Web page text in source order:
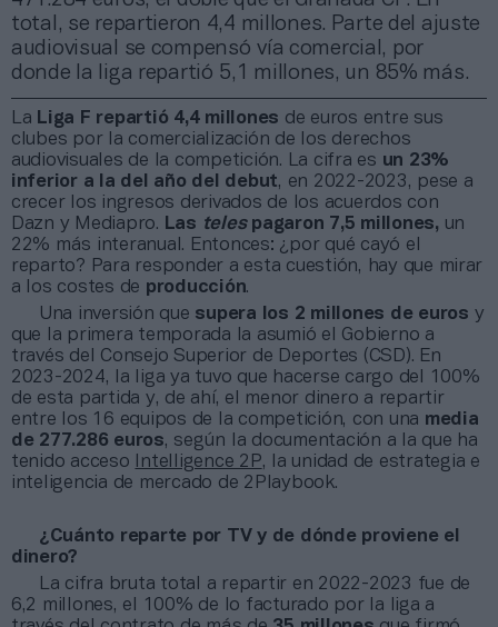
total, se repartieron 4,4 millones. Parte del ajuste
audiovisual se compensó vía comercial, por
donde la liga repartió 5,1 millones, un 85% más.
La Liga F repartió 4,4 millones de euros entre sus
clubes por la comercialización de los derechos
audiovisuales de la competición. La cifra es un 23%
inferior a la del año del debut, en 2022-2023, pese a
crecer los ingresos derivados de los acuerdos con
Dazn y Mediapro. Las telespagaron 7,5 millones, un
22% más interanual. Entonces: ¿por qué cayó el
reparto? Para responder a esta cuestión, hay que mirar
a los costes de producción.
Una inversión que supera los 2 millones de euros y
que la primera temporada la asumió el Gobierno a
través del Consejo Superior de Deportes (CSD). En
2023-2024, la liga ya tuvo que hacerse cargo del 100%
de esta partida y, de ahí, el menor dinero a repartir
entre los 16 equipos de la competición, con una media
de 277.286 euros, según la documentación a la que ha
tenido acceso
Intelligence 2P, la unidad de estrategia e
inteligencia de mercado de 2Playbook.
¿Cuánto reparte por TV y de dónde proviene el
dinero?
La cifra bruta total a repartir en 2022-2023 fue de
6,2 millones, el 100% de lo facturado por la liga a